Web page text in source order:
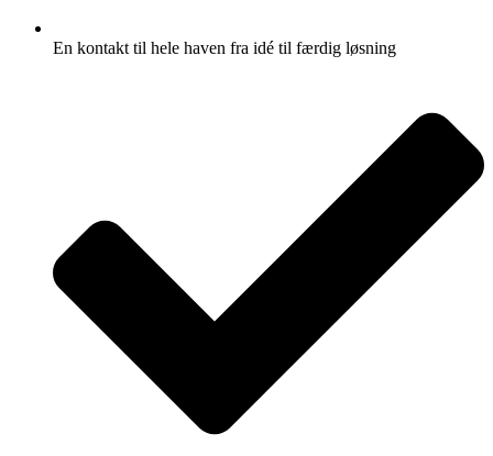
En kontakt til hele haven fra idé til færdig løsning